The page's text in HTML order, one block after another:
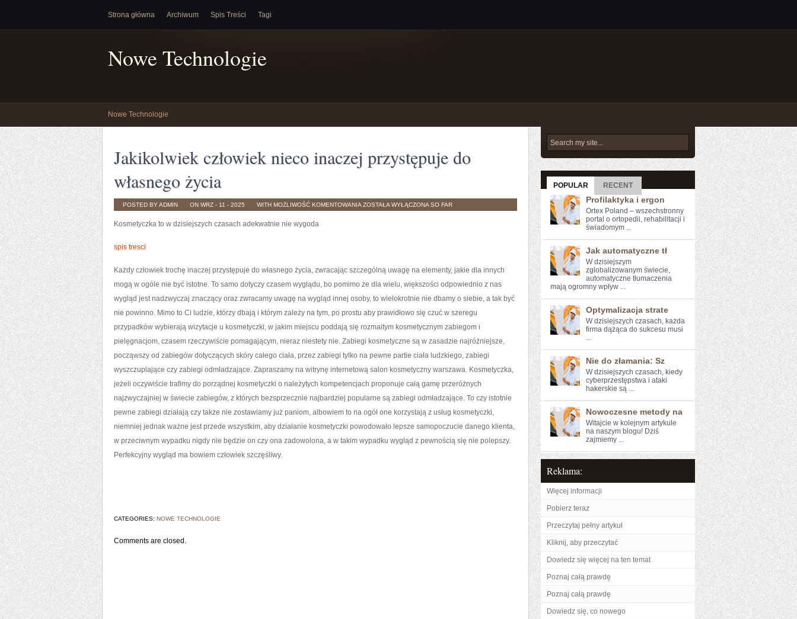
Strona główna Archiwum Spis Treści Tagi
Nowe Technologie
Nowe Technologie
Jakikolwiek człowiek nieco inaczej przystępuje do
własnego życia
POSTED BY ADMIN ON WRZ - 11 - 2025 WITH MOŻLIWOŚĆ KOMENTOWANIA JAKIKOLWIEK
CZŁOWIEK
ZOSTAŁA WYŁĄCZONA SO FAR
Kosmetyczka to w dzisiejszych czasach adekwatnie nie wygoda
spis tresci
Każdy człowiek trochę inaczej przystępuje do własnego życia, zwracając szczególną uwagę na elementy, jakie dla innych
mogą w ogóle nie być istotne. To samo dotyczy czasem wyglądu, bo pomimo że dla wielu, większości odpowiednio z nas
wygląd jest nadzwyczaj znaczący oraz zwracamy uwagę na wygląd innej osoby, to wielokrotnie nie dbamy o siebie, a tak być
nie powinno. Mimo to Ci ludzie, którzy dbają i którym zależy na tym, po prostu aby prawidłowo się czuć w szeregu
przypadków wybierają wizytacje u kosmetyczki, w jakim miejscu poddają się rozmaitym kosmetycznym zabiegom i
pielęgnacjom, czasem rzeczywiście pomagającym, nieraz niestety nie. Zabiegi kosmetyczne są w zasadzie najróżniejsze,
począwszy od zabiegów dotyczących skóry całego ciała, przez zabiegi tylko na pewne partie ciała ludzkiego, zabiegi
wyszczuplające czy zabiegi odmładzające. Zapraszamy na witrynę internetową salon kosmetyczny warszawa. Kosmetyczka,
jeżeli oczywiście trafimy do porządnej kosmetyczki o należytych kompetencjach proponuje całą gamę przeróżnych
najzwyczajniej w świecie zabiegów, z których bezsprzecznie najbardziej popularne są zabiegi odmładzające. To czy istotnie
pewne zabiegi działają czy także nie zostawiamy już paniom, albowiem to na ogół one korzystają z usług kosmetyczki,
niemniej jednak ważne jest przede wszystkim, aby działanie kosmetyczki powodowało lepsze samopoczucie danego klienta,
w przeciwnym wypadku nigdy nie będzie on czy ona zadowolona, a w takim wypadku wygląd z pewnością się nie polepszy.
Perfekcyjny wygląd ma bowiem człowiek szczęśliwy.
CATEGORIES: NOWE TECHNOLOGIE
Comments are closed.
POPULAR RECENT
Profilaktyka i ergon
Ortex Poland – wszechstronny
portal o ortopedii, rehabilitacji i
świadomym ...
Jak automatyczne tł
W‌ dzisiejszym
zglobalizowanym​ świecie,
⁣automatyczne ⁣tłumaczenia
mają ogromny wpływ ...
Optymalizacja strate
W dzisiejszych czasach, każda
firma dążąca do sukcesu musi
...
Nie do złamania: Sz
W ‍dzisiejszych czasach, kiedy
cyberprzestępstwa i ‌ataki
hakerskie są ...
Nowoczesne metody na
Witajcie w kolejnym artykule⁤
na naszym blogu! Dziś
zajmiemy ...
Reklama:
Więcej informacji
Pobierz teraz
Przeczytaj pełny artykuł
Kliknij, aby przeczytać
Dowiedz się więcej na ten temat
Poznaj całą prawdę
Poznaj całą prawdę
Dowiedz się, co nowego